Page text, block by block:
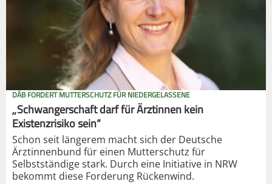
DÄB FORDERT MUTTERSCHUTZ FÜR NIEDERGELASSENE
„Schwangerschaft darf für Ärztinnen kein
Existenzrisiko sein“
Schon seit längerem macht sich der Deutsche
Ärztinnenbund für einen Mutterschutz für
Selbstständige stark. Durch eine Initiative in NRW
bekommt diese Forderung Rückenwind.